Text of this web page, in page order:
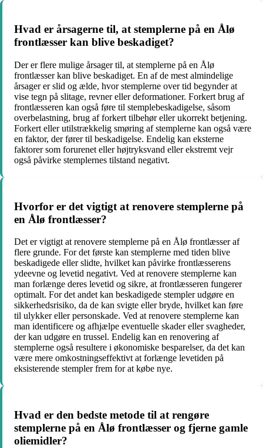
Hvad er årsagerne til, at stemplerne på en Ålø
frontlæsser kan blive beskadiget?
Der er flere mulige årsager til, at stemplerne på en Ålø
frontlæsser kan blive beskadiget. En af de mest almindelige
årsager er slid og ælde, hvor stemplerne over tid begynder at
vise tegn på slitage, revner eller deformationer. Forkert brug af
frontlæsseren kan også føre til stemplebeskadigelse, såsom
overbelastning, brug af forkert tilbehør eller ukorrekt betjening.
Forkert eller utilstrækkelig smøring af stemplerne kan også være
en faktor, der fører til beskadigelse. Endelig kan eksterne
faktorer som forurenet eller højtryksvand eller ekstremt vejr
også påvirke stemplernes tilstand negativt.
Hvorfor er det vigtigt at renovere stemplerne på
en Ålø frontlæsser?
Det er vigtigt at renovere stemplerne på en Ålø frontlæsser af
flere grunde. For det første kan stemplerne med tiden blive
beskadigede eller slidte, hvilket kan påvirke frontlæsserens
ydeevne og levetid negativt. Ved at renovere stemplerne kan
man forlænge deres levetid og sikre, at frontlæsseren fungerer
optimalt. For det andet kan beskadigede stempler udgøre en
sikkerhedsrisiko, da de kan svigte eller bryde, hvilket kan føre
til ulykker eller personskade. Ved at renovere stemplerne kan
man identificere og afhjælpe eventuelle skader eller svagheder,
der kan udgøre en trussel. Endelig kan en renovering af
stemplerne også resultere i økonomiske besparelser, da det kan
være mere omkostningseffektivt at forlænge levetiden på
eksisterende stempler frem for at købe nye.
Hvad er den bedste metode til at rengøre
stemplerne på en Ålø frontlæsser og fjerne gamle
oliemidler?